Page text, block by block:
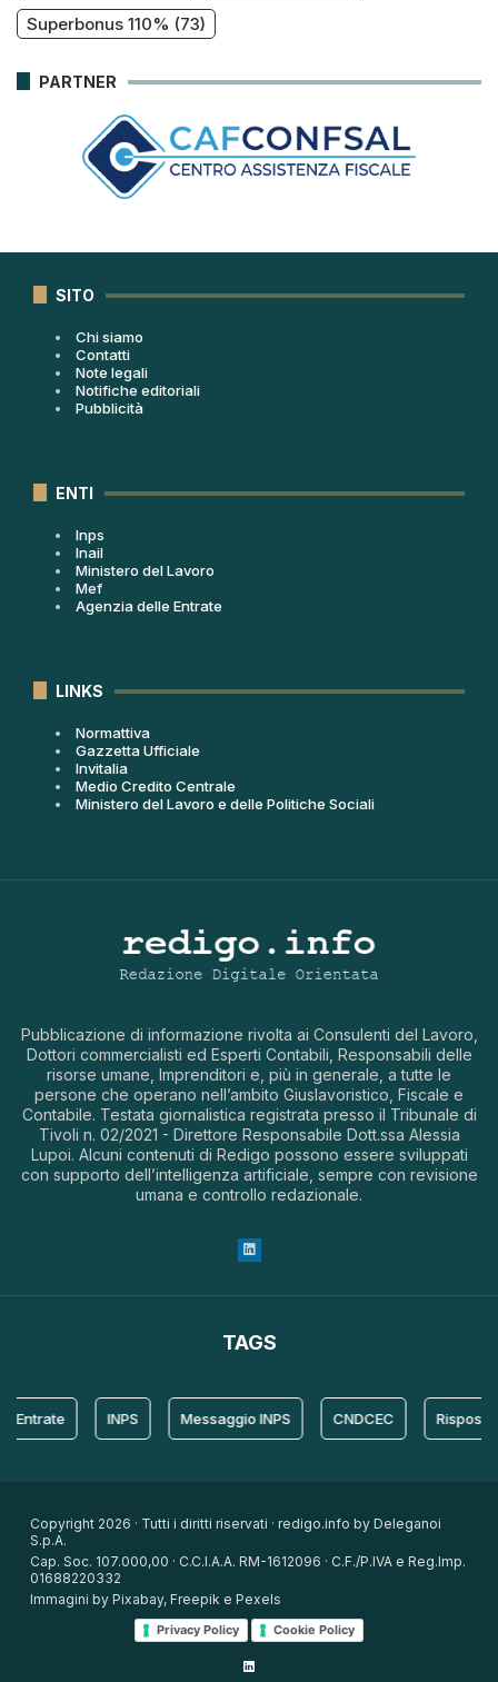
Superbonus 110% (73)
PARTNER
SITO
Chi siamo
Contatti
Note legali
Notifiche editoriali
Pubblicità
ENTI
Inps
Inail
Ministero del Lavoro
Mef
Agenzia delle Entrate
LINKS
Normattiva
Gazzetta Ufficiale
Invitalia
Medio Credito Centrale
Ministero del Lavoro e delle Politiche Sociali
Pubblicazione di informazione rivolta ai Consulenti del Lavoro,
Dottori commercialisti ed Esperti Contabili, Responsabili delle
risorse umane, Imprenditori e, più in generale, a tutte le
persone che operano nell’ambito Giuslavoristico, Fiscale e
Contabile. Testata giornalistica registrata presso il Tribunale di
Tivoli n. 02/2021 - Direttore Responsabile Dott.ssa Alessia
Lupoi. Alcuni contenuti di Redigo possono essere sviluppati
con supporto dell’intelligenza artificiale, sempre con revisione
umana e controllo redazionale.
TAGS
Messaggio INPS CNDCEC Risposta
Copyright 2026 · Tutti i diritti riservati · redigo.info by Deleganoi
S.p.A.
Cap. Soc. 107.000,00 · C.C.I.A.A. RM-1612096 · C.F./P.IVA e Reg.Imp.
01688220332
Immagini by Pixabay, Freepik e Pexels
Privacy Policy Cookie Policy